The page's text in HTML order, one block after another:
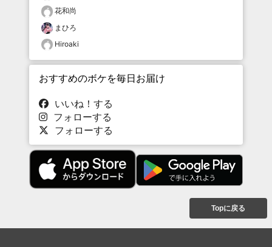
花和尚
まひろ
Hiroaki
おすすめのボケを毎日お届け
いいね！する
フォローする
フォローする
Topに戻る